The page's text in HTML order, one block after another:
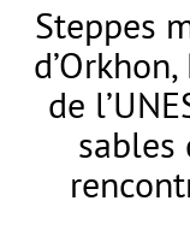
Steppes
de
sables